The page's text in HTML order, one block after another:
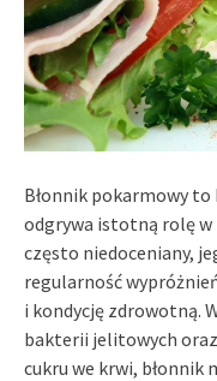
Błonnik pokarmowy
odgrywa istotną rolę w
często niedoceniany,
regularność
i kondycję zdrowotną.
bakterii jelitowych
cukru we krwi, błonnik